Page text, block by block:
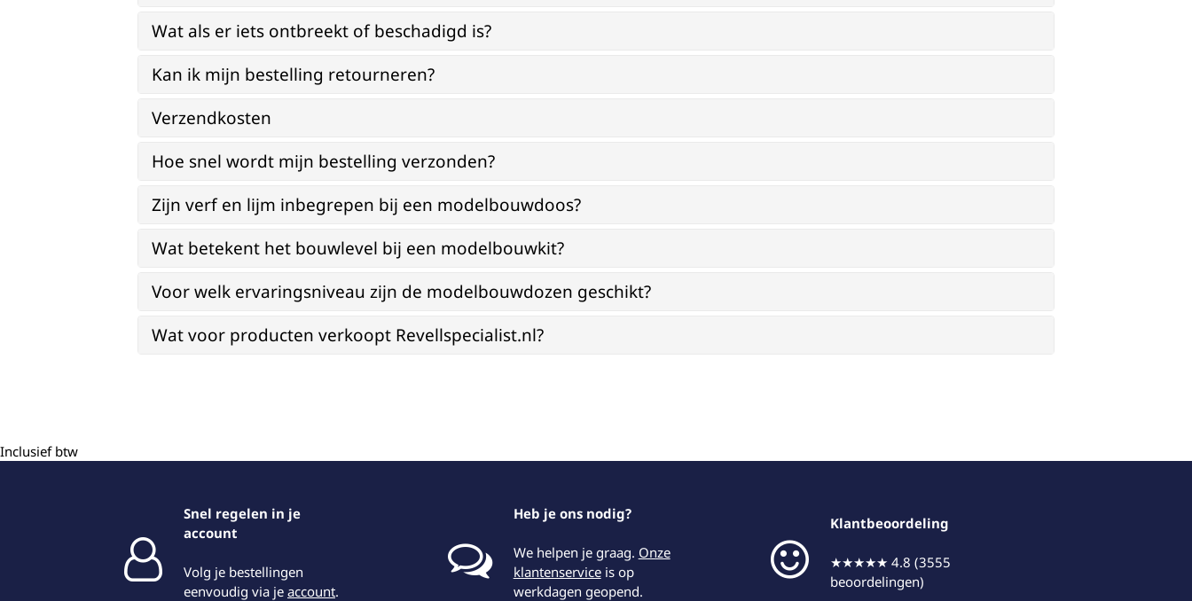
Wat als er iets ontbreekt of beschadigd is?
Kan ik mijn bestelling retourneren?
Verzendkosten
Hoe snel wordt mijn bestelling verzonden?
Zijn verf en lijm inbegrepen bij een modelbouwdoos?
Wat betekent het bouwlevel bij een modelbouwkit?
Voor welk ervaringsniveau zijn de modelbouwdozen geschikt?
Wat voor producten verkoopt Revellspecialist.nl?
Inclusief btw
Snel regelen in je
account
Volg je bestellingen
eenvoudig via je account.
Heb je ons nodig?
We helpen je graag. Onze
klantenserviceis op
werkdagen geopend.
Klantbeoordeling
★★★★★ 4.8 (3555
beoordelingen)